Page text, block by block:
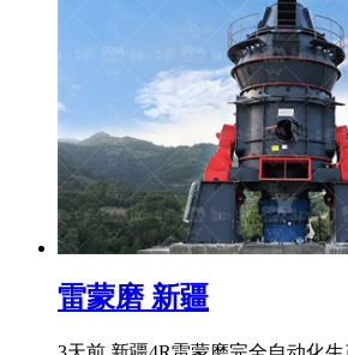
雷蒙磨 新疆